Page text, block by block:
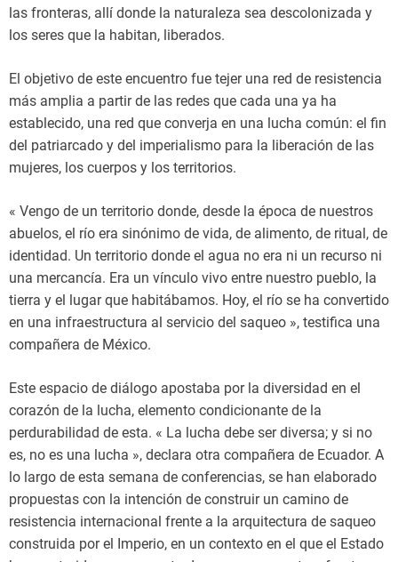
las fronteras, allí donde la naturaleza sea descolonizada y
los seres que la habitan, liberados.
El objetivo de este encuentro fue tejer una red de resistencia
más amplia a partir de las redes que cada una ya ha
establecido, una red que converja en una lucha común: el fin
del patriarcado y del imperialismo para la liberación de las
mujeres, los cuerpos y los territorios.
« Vengo de un territorio donde, desde la época de nuestros
abuelos, el río era sinónimo de vida, de alimento, de ritual, de
identidad. Un territorio donde el agua no era ni un recurso ni
una mercancía. Era un vínculo vivo entre nuestro pueblo, la
tierra y el lugar que habitábamos. Hoy, el río se ha convertido
en una infraestructura al servicio del saqueo », testifica una
compañera de México.
Este espacio de diálogo apostaba por la diversidad en el
corazón de la lucha, elemento condicionante de la
perdurabilidad de esta. « La lucha debe ser diversa; y si no
es, no es una lucha », declara otra compañera de Ecuador. A
lo largo de esta semana de conferencias, se han elaborado
propuestas con la intención de construir un camino de
resistencia internacional frente a la arquitectura de saqueo
construida por el Imperio, en un contexto en el que el Estado